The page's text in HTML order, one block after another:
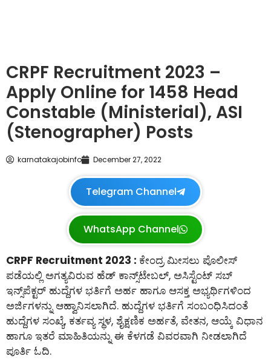
CRPF Recruitment 2023 –
Apply Online for 1458 Head
Constable (Ministerial), ASI
(Stenographer) Posts
karnatakajobinfo December 27, 2022
Telegram Channel
WhatsApp Channel
CRPF Recruitment 2023 : ಕೇಂದ್ರ ಮೀಸಲು ಪೊಲೀಸ್
ಪಡೆಯಲ್ಲಿ ಅಗತ್ಯವಿರುವ ಹೆಡ್ ಕಾನ್ಸ್‌ಟೇಬಲ್‌, ಅಸಿಸ್ಟೆಂಟ್ ಸಬ್
ಇನ್ಸ್‌ಪೆಕ್ಟರ್ ಹುದ್ದೆಗಳ ಭರ್ತಿಗೆ ಅರ್ಹ ಹಾಗೂ ಆಸಕ್ತ ಅಭ್ಯರ್ಥಿಗಳಿಂದ
ಅರ್ಜಿಗಳನ್ನು ಆಹ್ವಾನಿಸಲಾಗಿದೆ. ಹುದ್ದೆಗಳ ಭರ್ತಿಗೆ ಸಂಬಂಧಿಸಿದಂತೆ
ಹುದ್ದೆಗಳ ಸಂಖ್ಯೆ, ಕರ್ತವ್ಯ ಸ್ಥಳ, ಶೈಕ್ಷಣಿಕ ಅರ್ಹತೆ, ವೇತನ, ಆಯ್ಕೆ ವಿಧಾನ
ಹಾಗೂ ಇತರೆ ಮಾಹಿತಿಯನ್ನು ಈ ಕೆಳಗಡೆ ವಿವರವಾಗಿ ನೀಡಲಾಗಿದೆ
ಪೂರ್ತಿ ಓದಿ.